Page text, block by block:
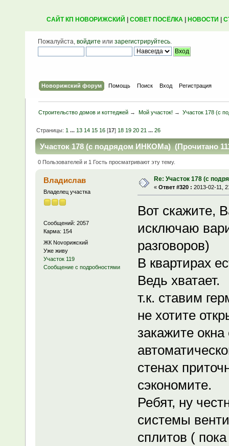
САЙТ КП НОВОРИЖСКИЙ СОВЕТ ПОСЁЛКА| НОВОСТИ
Пожалуйста, войдите или зарегистрируйтесь.
Новорижский форум Помощь Поиск Вход Регистрация
Строительство домов и коттеджей → Мой участок! → Участок 178 (с
Страницы:1 ...13 14 15 16 [17]18 19 20 21 ...26
Участок 178 (с подрядом ИНКОМа) (Прочитано
0 Пользователей и 1 Гость просматривают эту тему.
Владислав
Владелец участка
Сообщений: 2057
Карма: 154
ЖК Novoрижский
Уже живу
Участок 119
Сообщение с подробностями
Re: Участок 178 (с
« Ответ #320 : 2013-02-11,
Вот скажите,
исключаю
разговоров)
В квартирах
Ведь хватает.
т.к. ставим
не хотите
закажите
стенах
сэкономите.
Ребят, ну
системы
сплитов (